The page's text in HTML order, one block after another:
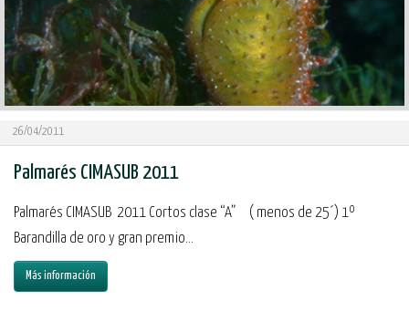
26/04/2011
Palmarés CIMASUB 2011
Palmarés CIMASUB 2011 Cortos clase “A” ( menos de 25´) 1º
Barandilla de oro y gran premio...
Más información